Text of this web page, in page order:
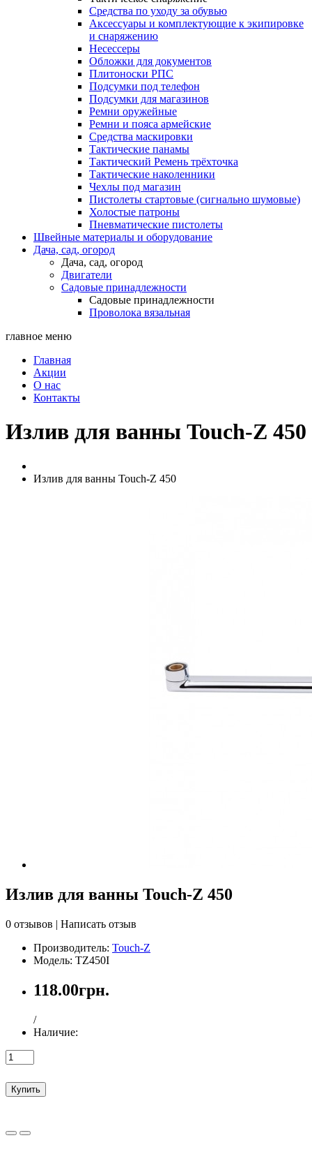
Средства по уходу за обувью
Аксессуары и комплектующие к экипировке
и снаряжению
Несессеры
Обложки для документов
Плитоноски РПС
Подсумки под телефон
Подсумки для магазинов
Ремни оружейные
Ремни и пояса армейские
Средства маскировки
Тактические панамы
Тактический Ремень трёхточка
Тактические наколенники
Чехлы под магазин
Пистолеты стартовые (сигнально шумовые)
Холостые патроны
Пневматические пистолеты
Швейные материалы и оборудование
Дача, сад, огород
Дача, сад, огород
Двигатели
Садовые принадлежности
Садовые принадлежности
Проволока вязальная
главное меню
Главная
Акции
О нас
Контакты
Излив для ванны Touch-Z 450
Излив для ванны Touch-Z 450
Излив для ванны Touch-Z 450
0 отзывов | Написать отзыв
Производитель: Touch-Z
Модель: TZ450I
118.00грн.
/
Наличие:
Купить